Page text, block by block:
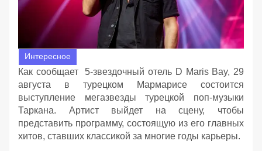
Интересное
Как сообщает 5-звездочный отель D Maris Bay, 29
августа в турецком Мармарисе состоится
выступление мегазвезды турецкой поп-музыки
Таркана. Артист выйдет на сцену, чтобы
представить программу, состоящую из его главных
хитов, ставших классикой за многие годы карьеры.